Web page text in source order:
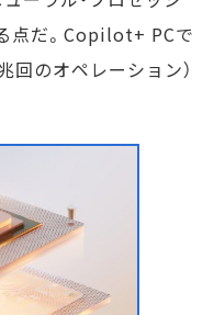
点だ。Copilot+ PCで
回のオペレーション）